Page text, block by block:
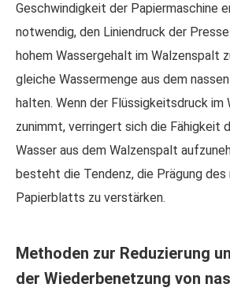
Geschwindigkeit der Papiermaschine
notwendig, den Liniendruck der
hohem Wassergehalt im Walzenspalt
gleiche Wassermenge aus dem
halten. Wenn der Flüssigkeitsdruck im
zunimmt, verringert sich die Fähigkeit
Wasser aus dem Walzenspalt
besteht die Tendenz, die Prägung des
Papierblatts zu verstärken.
Methoden zur Reduzierung
der Wiederbenetzung von